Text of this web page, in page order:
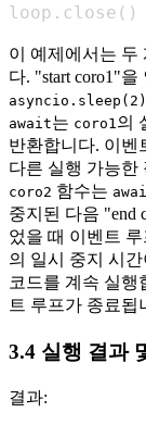
loop . close ( )
이 예제에서는 두
다. "start coro1"을
asyncio.sleep(2)
await는 coro1의
반환합니다. 이벤
다른 실행 가능한
coro2 함수는
중지된 다음 "end
었을 때 이벤트
의 일시 중지 시
코드를 계속 실행
트 루프가 종료됩
3.4 실행 결과
결과: